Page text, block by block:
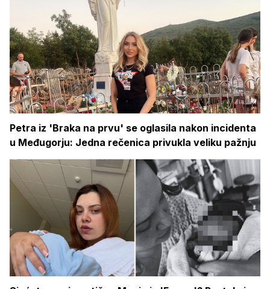
Petra iz 'Braka na prvu' se oglasila nakon incidenta
u Međugorju: Jedna rečenica privukla veliku pažnju